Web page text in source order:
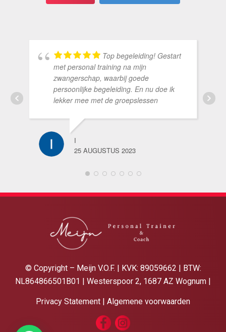
Top begeleiding! Gestart
met personal training na mijn
zwangerschap, waarbij goede
persoonlijke begeleiding. En nu doe ik
lekker mee met de groepslessen
I
25 AUGUSTUS 2023
© Copyright – Meijn V.O.F. | KVK: 89059662 | BTW:
NL864866501B01 | Westerspoor 2, 1687 AZ Wognum |
Privacy Statement | Algemene voorwaarden